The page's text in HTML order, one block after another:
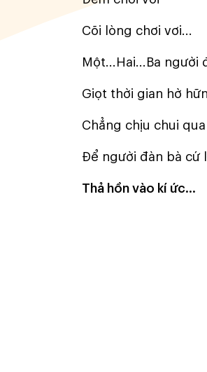
Cõi lòng chơi vơi...
Một...Hai...Ba người
Giọt thời gian hờ
Chẳng chịu chui
Để người đàn bà cứ
Thả hồn vào kí ức...